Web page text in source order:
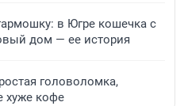
в Югре кошечка с
дом — ее история
головоломка,
хуже кофе